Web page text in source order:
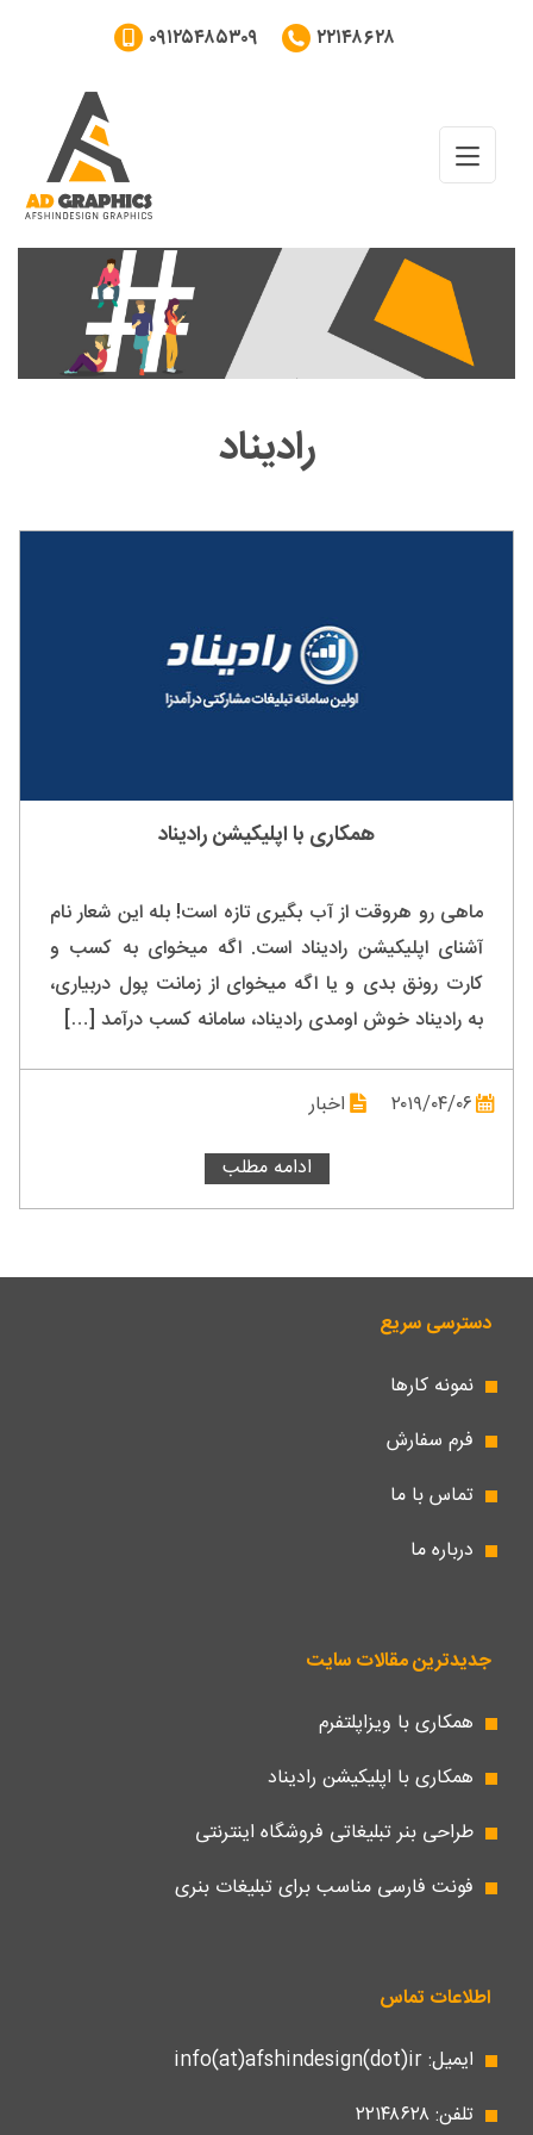
۲۲۱۴۸۶۲۸ ۰۹۱۲۵۴۸۵۳۰۹
رادیناد
همکاری با اپلیکیشن رادیناد
ماهی رو هروقت از آب بگیری تازه است! بله این شعار نام
آشنای اپلیکیشن رادیناد است. اگه میخوای به کسب و
کارت رونق بدی و یا اگه میخوای از زمانت پول دربیاری،
به رادیناد خوش اومدی رادیناد، سامانه کسب درآمد […]
۲۰۱۹/۰۴/۰۶
اخبار
ادامه مطلب
دسترسی سریع
نمونه کارها
فرم سفارش
تماس با ما
درباره ما
جدیدترین مقالات سایت
همکاری با ویزاپلتفرم
همکاری با اپلیکیشن رادیناد
طراحی بنر تبلیغاتی فروشگاه اینترنتی
فونت فارسی مناسب برای تبلیغات بنری
اطلاعات تماس
ایمیل: info(at)afshindesign(dot)ir
تلفن: ۲۲۱۴۸۶۲۸